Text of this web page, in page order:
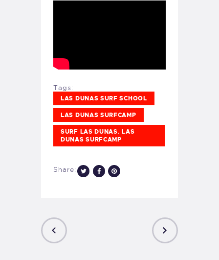
Tags:
LAS DUNAS SURF SCHOOL
LAS DUNAS SURFCAMP
SURF LAS DUNAS. LAS
DUNAS SURFCAMP
Share: